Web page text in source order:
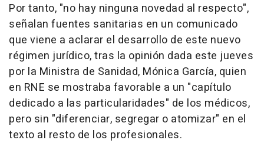
Por tanto, "no hay ninguna novedad al respecto",
señalan fuentes sanitarias en un comunicado
que viene a aclarar el desarrollo de este nuevo
régimen jurídico, tras la opinión dada este jueves
por la Ministra de Sanidad, Mónica García, quien
en RNE se mostraba favorable a un "capítulo
dedicado a las particularidades" de los médicos,
pero sin "diferenciar, segregar o atomizar" en el
texto al resto de los profesionales.